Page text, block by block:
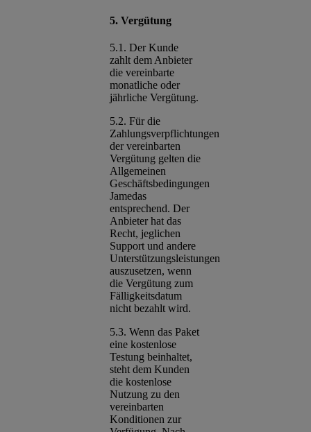
5. Vergütung
5.1. Der Kunde
zahlt dem Anbieter
die vereinbarte
monatliche oder
jährliche Vergütung.
5.2. Für die
Zahlungsverpflichtungen
der vereinbarten
Vergütung gelten die
Allgemeinen
Geschäftsbedingungen
Jamedas
entsprechend. Der
Anbieter hat das
Recht, jeglichen
Support und andere
Unterstützungsleistungen
auszusetzen, wenn
die Vergütung zum
Fälligkeitsdatum
nicht bezahlt wird.
5.3. Wenn das Paket
eine kostenlose
Testung beinhaltet,
steht dem Kunden
die kostenlose
Nutzung zu den
vereinbarten
Konditionen zur